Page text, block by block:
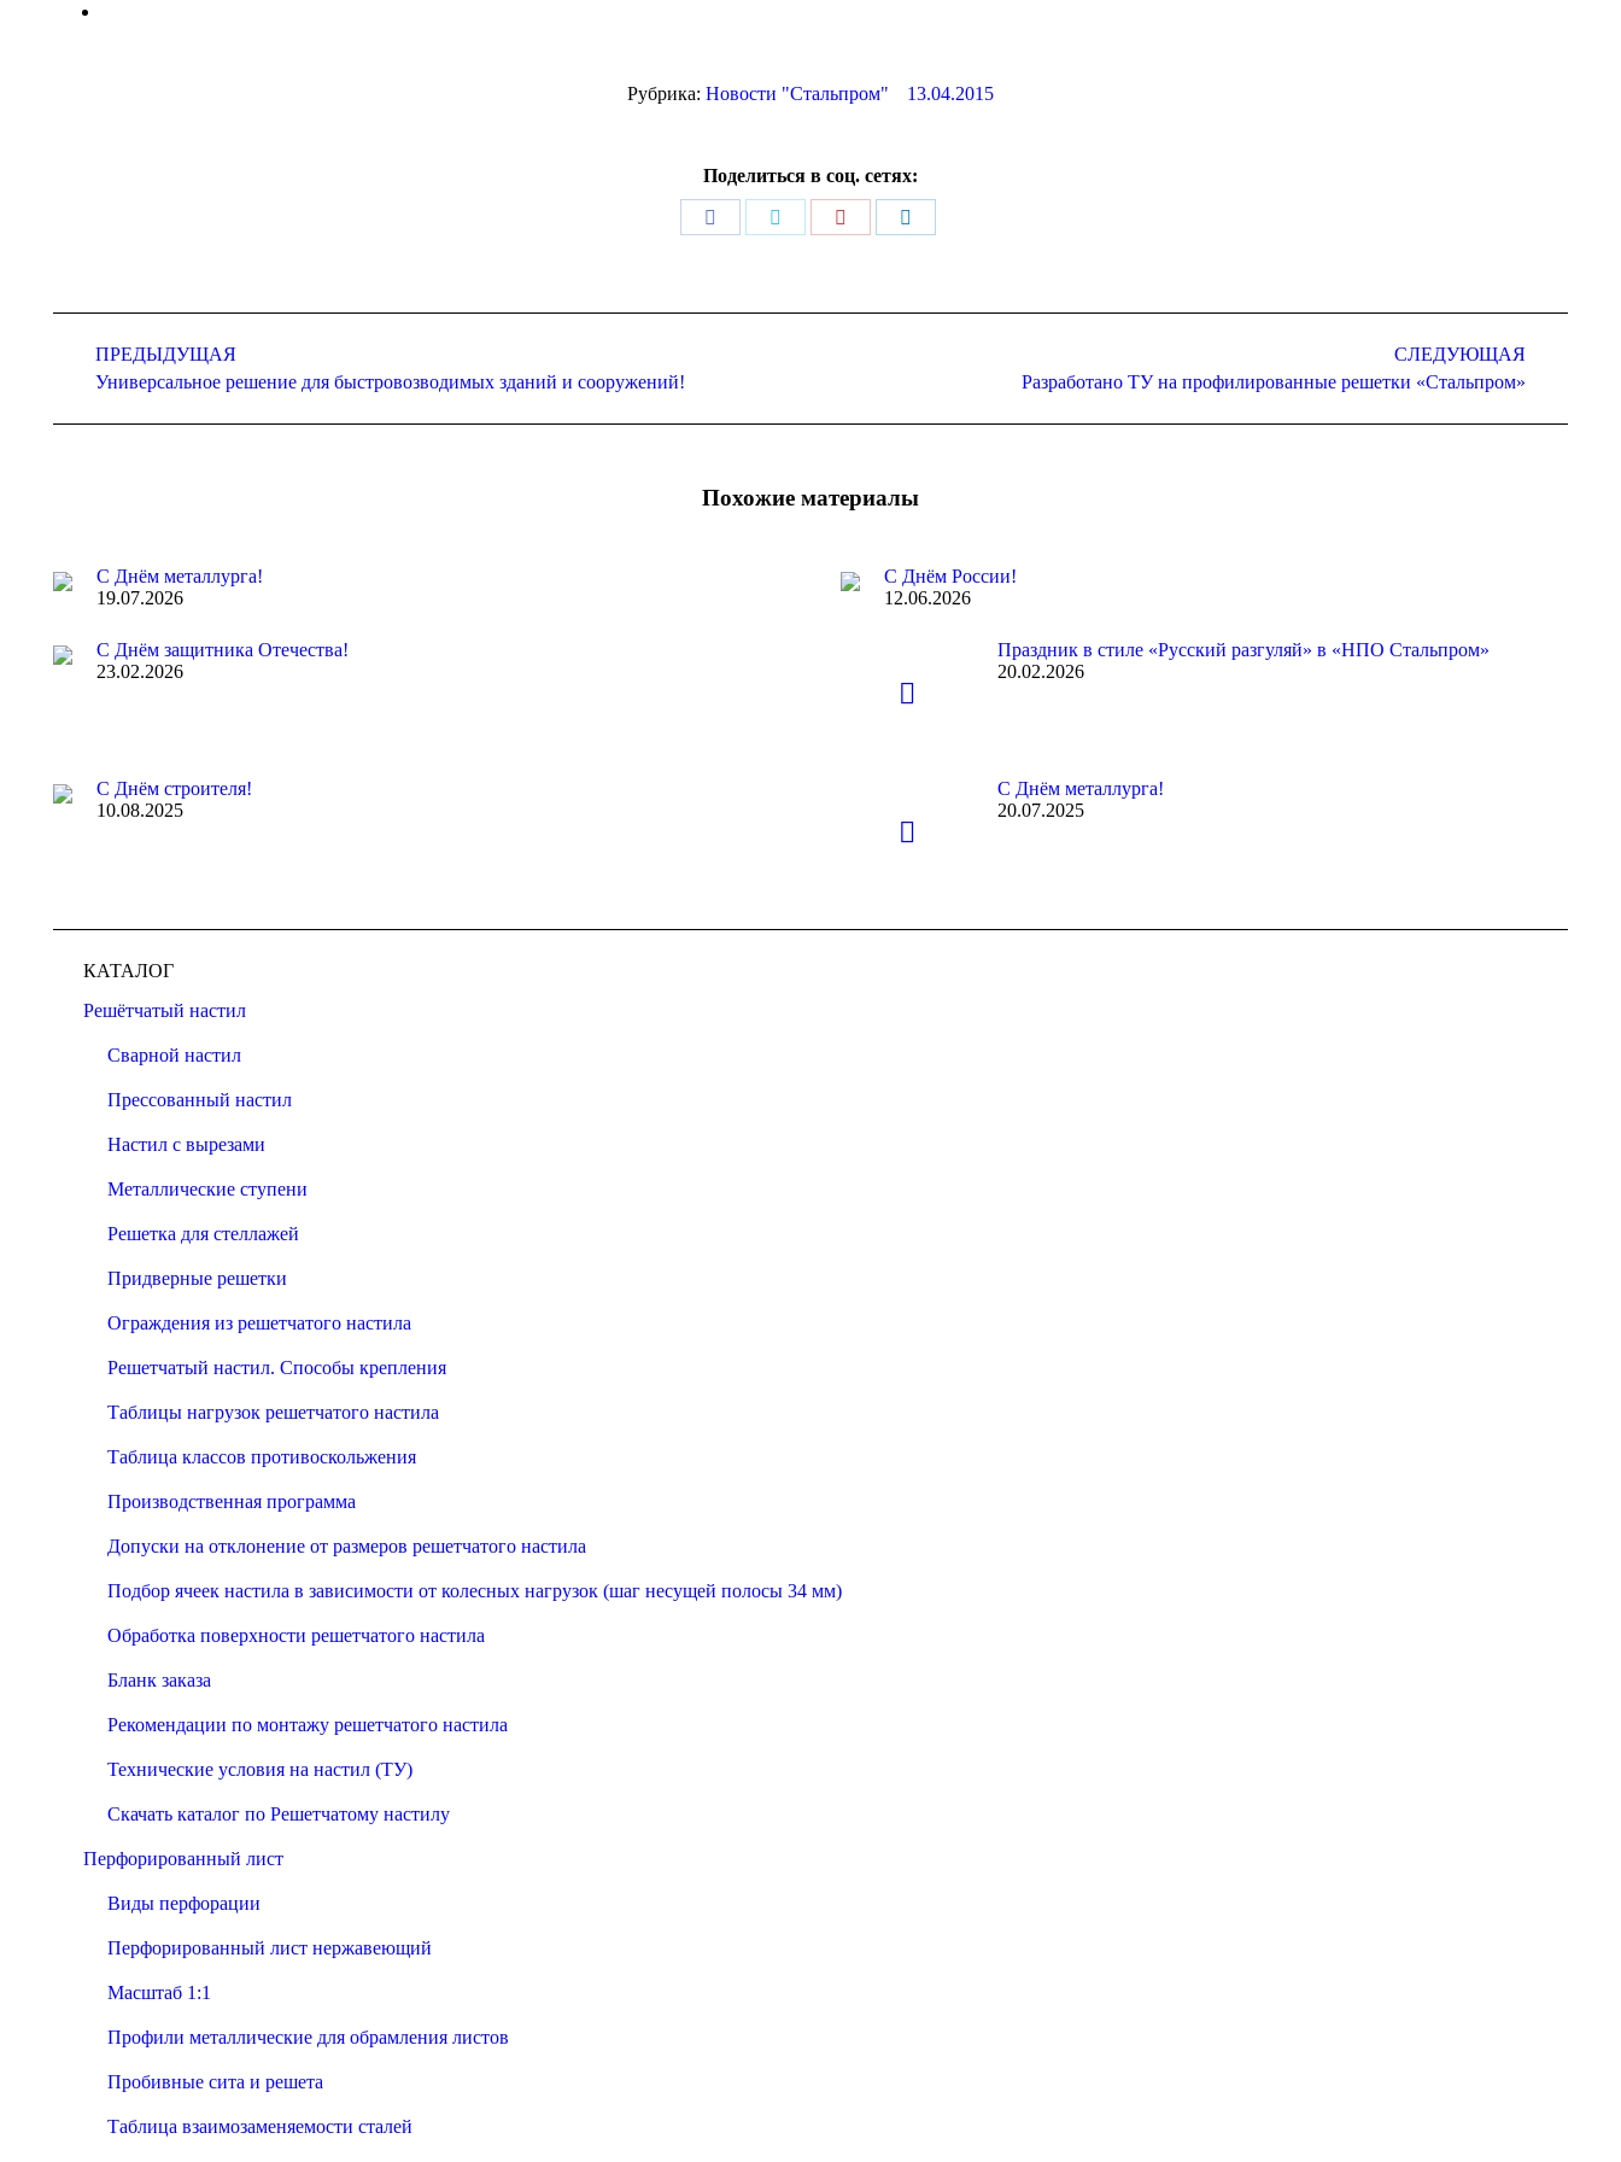
Рубрика: Новости "Стальпром" 13.04.2015
Поделиться в соц. сетях:
ПоделитьсяПоделитьсяПоделиться
записям
ПРЕДЫДУЩАЯ
Предыдущая
Универсальное решение для быстровозводимых зданий и сооружений!
СЛЕДУЮЩАЯ
Разработано ТУ на профилированные решетки «Стальпром»
Похожие материалы
С Днём металлурга!
19.07.2026
С Днём России!
12.06.2026
С Днём защитника Отечества!
23.02.2026
Праздник в стиле «Русский разгуляй» в «НПО Стальпром»
20.02.2026
С Днём строителя!
10.08.2025
С Днём металлурга!
20.07.2025
КАТАЛОГ
Решётчатый настил
Сварной настил
Прессованный настил
Настил с вырезами
Металлические ступени
Решетка для стеллажей
Придверные решетки
Ограждения из решетчатого настила
Решетчатый настил. Способы крепления
Таблицы нагрузок решетчатого настила
Таблица классов противоскольжения
Производственная программа
Допуски на отклонение от размеров решетчатого настила
Подбор ячеек настила в зависимости от колесных нагрузок (шаг несущей полосы 34 мм)
Обработка поверхности решетчатого настила
Бланк заказа
Рекомендации по монтажу решетчатого настила
Технические условия на настил (ТУ)
Скачать каталог по Решетчатому настилу
Перфорированный лист
Виды перфорации
Перфорированный лист нержавеющий
Масштаб 1:1
Профили металлические для обрамления листов
Пробивные сита и решета
Таблица взаимозаменяемости сталей